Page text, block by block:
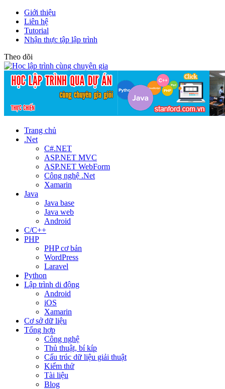
Giới thiệu
Liên hệ
Tutorial
Nhận thực tập lập trình
Theo dõi
Trang chủ
.Net
C#.NET
ASP.NET MVC
ASP.NET WebForm
Công nghệ .Net
Xamarin
Java
Java base
Java web
Android
C/C++
PHP
PHP cơ bản
WordPress
Laravel
Python
Lập trình di động
Android
iOS
Xamarin
Cơ sở dữ liệu
Tổng hợp
Công nghệ
Thủ thuật, bí kíp
Cấu trúc dữ liệu giải thuật
Kiểm thử
Tài liệu
Blog